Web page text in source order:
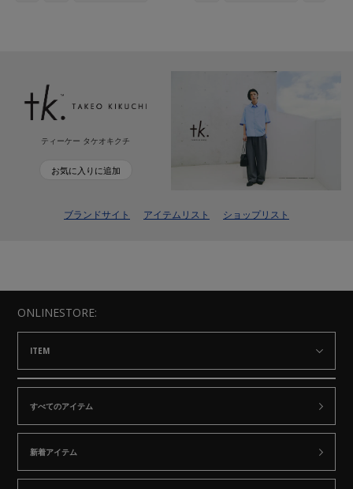
ティーケー タケオキクチ
お気に入りに追加
ブランドサイト アイテムリスト ショップリスト
ONLINESTORE:
ITEM
すべてのアイテム
新着アイテム